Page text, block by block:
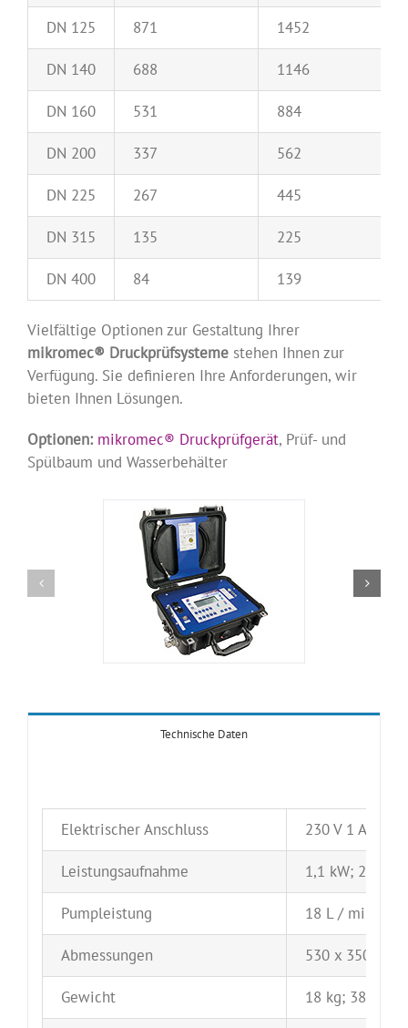
DN 125 871 1452
DN 140 688 1146
DN 160 531 884
DN 200 337 562
DN 225 267 445
DN 315 135 225
DN 400 84 139
Vielfältige Optionen zur Gestaltung Ihrer
mikromec® Druckprüfsysteme stehen Ihnen zur
Verfügung. Sie definieren Ihre Anforderungen, wir
bieten Ihnen Lösungen.
Optionen: mikromec® Druckprüfgerät, Prüf- und
Spülbaum und Wasserbehälter
Technische Daten
Elektrischer Anschluss 230 V 1 AC;
Leistungsaufnahme 1,1 kW; 2,2
Pumpleistung 18 L / min.;
Abmessungen 530 x 350 x
Gewicht 18 kg; 38 kg;